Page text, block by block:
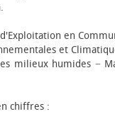
en
et
milieux humides −
chiffres :